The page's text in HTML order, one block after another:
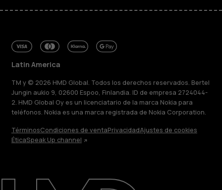
Acerca de
Sostenibilidad
Latin America
TM y © 2026 HMD Global. Todos los derechos reservados. Bertel
Jungin aukio 9, 02600 Espoo, Finlandia. ID de empresa 2724044-
2. HMD Global Oy es un licenciatario de la marca Nokia para
teléfonos. Nokia es una marca registrada de Nokia Corporation.
TérminosCondiciones de ventaPrivacidadAjustes de cookies
ÉticaSpeak Up channel